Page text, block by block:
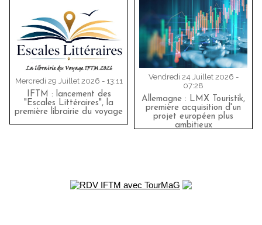
Mercredi 29 Juillet 2026 - 13:11
IFTM : lancement des
"Escales Littéraires", la
première librairie du voyage
Vendredi 24 Juillet 2026 -
07:28
Allemagne : LMX Touristik,
première acquisition d'un
projet européen plus
ambitieux